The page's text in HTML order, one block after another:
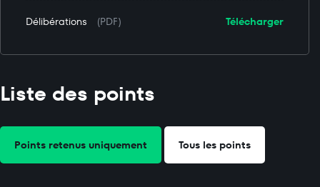
Télécharger
Délibérations (PDF)
Liste des points
Points retenus uniquement Tous les points